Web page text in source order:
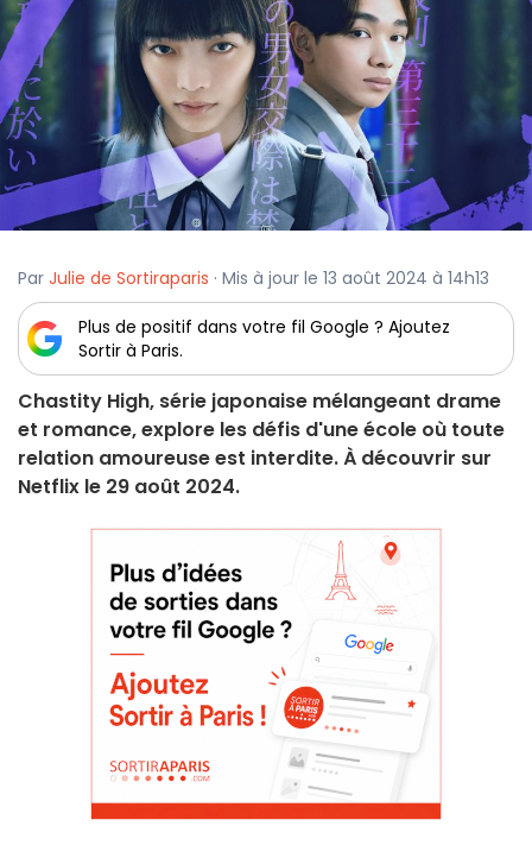
Par Julie de Sortiraparis · Mis à jour le 13 août 2024 à 14h13
Plus de positif dans votre fil Google ? Ajoutez
Sortir à Paris.
Chastity High, série japonaise mélangeant drame
et romance, explore les défis d'une école où toute
relation amoureuse est interdite. À découvrir sur
Netflix le 29 août 2024.